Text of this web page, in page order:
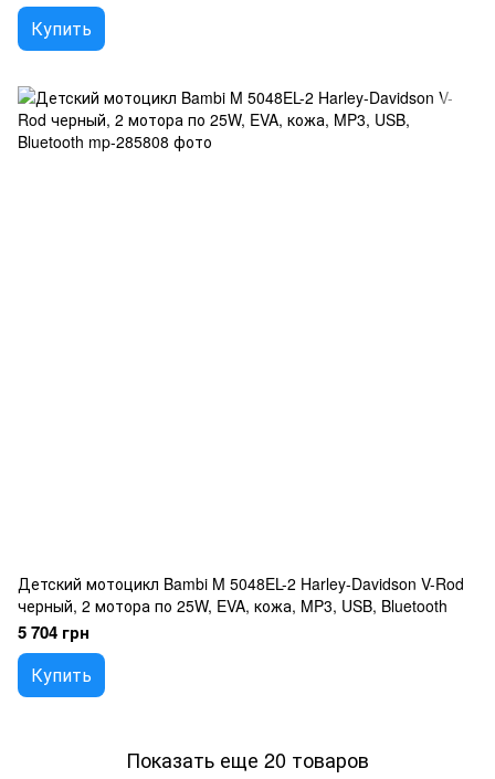
Купить
Детский мотоцикл Bambi M 5048EL-2 Harley-Davidson V-Rod
черный, 2 мотора по 25W, EVA, кожа, MP3, USB, Bluetooth
5 704 грн
Купить
Показать еще 20 товаров